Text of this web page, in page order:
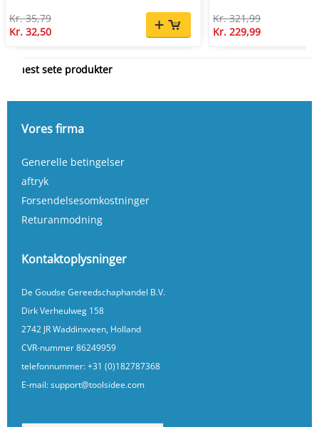
Kr. 35,79
Kr. 32,50
Kr. 321,99
Kr. 229,99
Senest sete produkter
Vores firma
Generelle betingelser
aftryk
Forsendelsesomkostninger
Returanmodning
Kontaktoplysninger
De Goudse Gereedschaphandel B.V.
Dirk Verheulweg 158
2742 JR Waddinxveen, Holland
CVR-nummer 86249959
telefonnummer:+31 (0)182787368
E-mail:support@toolsidee.com